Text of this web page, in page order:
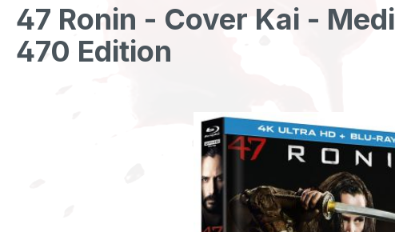
47 Ronin - Cover Kai -
470 Edition